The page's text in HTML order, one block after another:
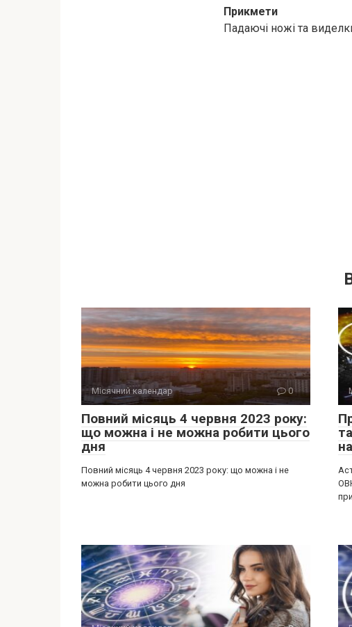
Прикмети
Падаючі ножі та
Місячний календар 0
Повний місяць 4 червня 2023 року:
що можна і не можна робити цього
дня
Повний місяць 4 червня 2023 року: що можна і не
можна робити цього дня